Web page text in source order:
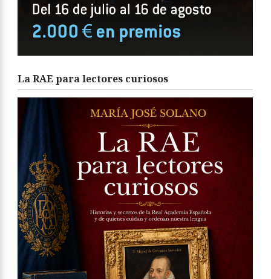
La RAE para lectores curiosos